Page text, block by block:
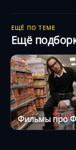
ЕЩЁ ПО ТЕМЕ
Ещё